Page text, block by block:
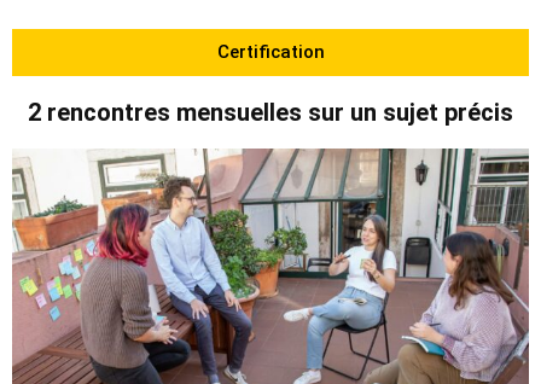
Certification
2 rencontres mensuelles sur un sujet précis